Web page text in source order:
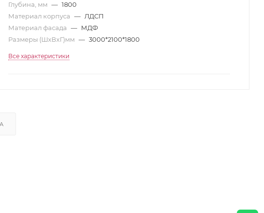
Глубина, мм — 1800
Материал корпуса — ЛДСП
Материал фасада — МДФ
Размеры (ШхВхГ)мм — 3000*2100*1800
Все характеристики